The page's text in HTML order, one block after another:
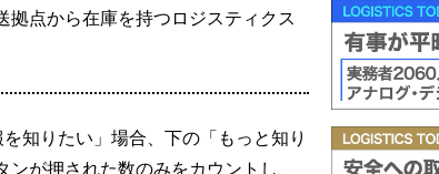
点から在庫を持つロジスティクス
知りたい」場合、下の「もっと知り
が押された数のみをカウントし、